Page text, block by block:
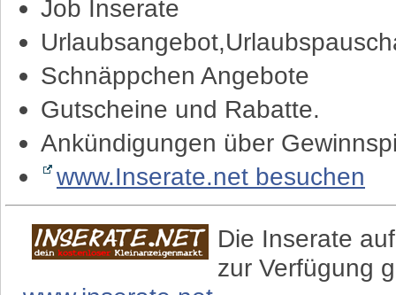
Job Inserate
Schnäppchen Angebote
Gutscheine und Rabatte.
Ankündigungen über
www.Inserate.net besuchen
Die Inserate
zur Verfügung